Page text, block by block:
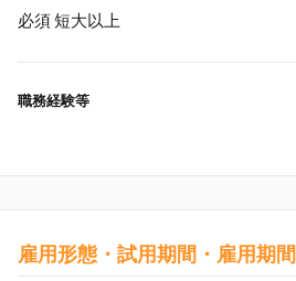
必須 短大以上
職務経験等
雇用形態・試用期間・雇用期間